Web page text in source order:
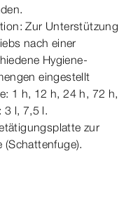
Zur Unterstützung
nach einer
Hygiene-​
eingestellt
1 h, 12 h, 24 h, 72 h,
3 l, 7,5 l.
zur
(Schattenfuge).